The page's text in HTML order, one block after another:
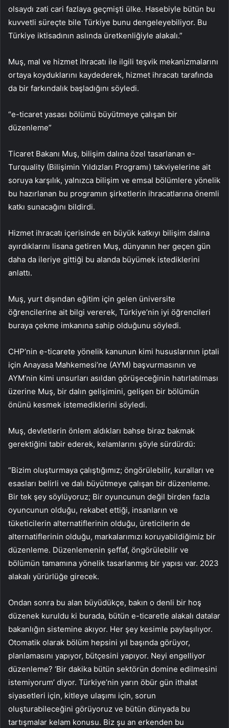
olsaydı zati cari fazlaya geçmişti ülke. Hasebiyle bütün bu
kuvvetli süreçte bile Türkiye bunu dengeleyebiliyor. Bu
Türkiye iktisadının aslında üretkenliğiyle alakalı.”
Muş, mal ve hizmet ihracatı ile ilgili teşvik mekanizmalarını
ortaya koyduklarını kaydederek, hizmet ihracatı tarafında
da bir farkındalık başladığını söyledi.
“e-ticaret yasası bölümü büyütmeye çalışan bir
düzenleme”
Ticaret Bakanı Muş, bilişim dalına özel tasarlanan e-
Turquality (Bilişimin Yıldızları Programı) takviyelerine ait
soruya karşılık, yalnızca bilişim ve emsal bölümlere yönelik
bu hazırlanan bu programın şirketlerin ihracatlarına önemli
katkı sunacağını bildirdi.
Hizmet ihracatı içerisinde en büyük katkıyı bilişim dalına
ayırdıklarını lisana getiren Muş, dünyanın her geçen gün
daha da ileriye gittiği bu alanda büyümek istediklerini
anlattı.
Muş, yurt dışından eğitim için gelen üniversite
öğrencilerine ait bilgi vererek, Türkiye’nin iyi öğrencileri
buraya çekme imkanına sahip olduğunu söyledi.
CHP’nin e-ticarete yönelik kanunun kimi hususlarının iptali
için Anayasa Mahkemesi’ne (AYM) başvurmasının ve
AYM’nin kimi unsurları asıldan görüşeceğinin hatırlatılması
üzerine Muş, bir dalın gelişimini, gelişen bir bölümün
önünü kesmek istemediklerini söyledi.
Muş, devletlerin önlem aldıkları bahse biraz bakmak
gerektiğini tabir ederek, kelamlarını şöyle sürdürdü:
“Bizim oluşturmaya çalıştığımız; öngörülebilir, kuralları ve
esasları belirli ve dalı büyütmeye çalışan bir düzenleme.
Bir tek şey söylüyoruz; Bir oyuncunun değil birden fazla
oyuncunun olduğu, rekabet ettiği, insanların ve
tüketicilerin alternatiflerinin olduğu, üreticilerin de
alternatiflerinin olduğu, markalarımızı koruyabildiğimiz bir
düzenleme. Düzenlemenin şeffaf, öngörülebilir ve
bölümün tamamına yönelik tasarlanmış bir yapısı var. 2023
alakalı yürürlüğe girecek.
Ondan sonra bu alan büyüdükçe, bakın o denli bir hoş
düzenek kuruldu ki burada, bütün e-ticaretle alakalı datalar
bakanlığın sistemine akıyor. Her şey kesimle paylaşılıyor.
Otomatik olarak bölüm hepsini yıl başında görüyor,
planlamasını yapıyor, bütçesini yapıyor. Neyi engelliyor
düzenleme? ‘Bir dakika bütün sektörün domine edilmesini
istemiyorum’ diyor. Türkiye’nin yarın öbür gün ithalat
siyasetleri için, kitleye ulaşımı için, sorun
oluşturabileceğini görüyoruz ve bütün dünyada bu
tartışmalar kelam konusu. Biz şu an erkenden bu